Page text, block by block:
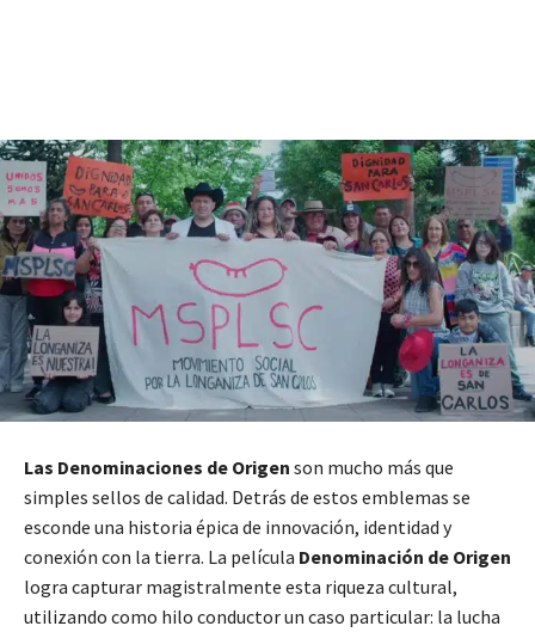
Las Denominaciones de Origen son mucho más que
simples sellos de calidad. Detrás de estos emblemas se
esconde una historia épica de innovación, identidad y
conexión con la tierra. La película Denominación de Origen
logra capturar magistralmente esta riqueza cultural,
utilizando como hilo conductor un caso particular: la lucha